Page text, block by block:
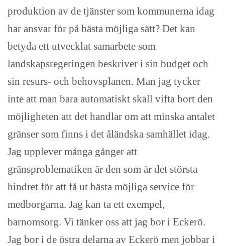
produktion av de tjänster som kommunerna idag
har ansvar för på bästa möjliga sätt? Det kan
betyda ett utvecklat samarbete som
landskapsregeringen beskriver i sin budget och
sin resurs- och behovsplanen. Man jag tycker
inte att man bara automatiskt skall vifta bort den
möjligheten att det handlar om att minska antalet
gränser som finns i det åländska samhället idag.
Jag upplever många gånger att
gränsproblematiken är den som är det största
hindret för att få ut bästa möjliga service för
medborgarna. Jag kan ta ett exempel,
barnomsorg. Vi tänker oss att jag bor i Eckerö.
Jag bor i de östra delarna av Eckerö men jobbar i